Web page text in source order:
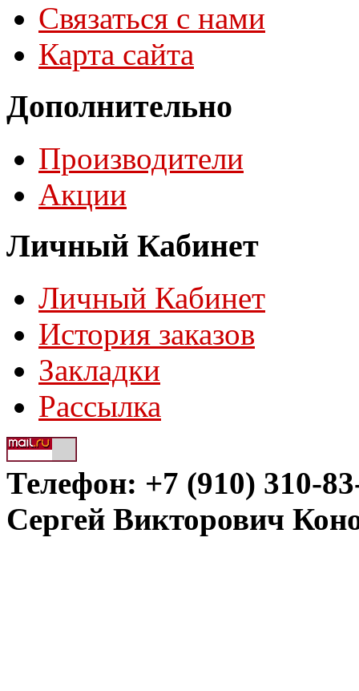
Связаться с нами
Карта сайта
Дополнительно
Производители
Акции
Личный Кабинет
Личный Кабинет
История заказов
Закладки
Рассылка
Телефон: +7 (910) 310-
Сергей Викторович